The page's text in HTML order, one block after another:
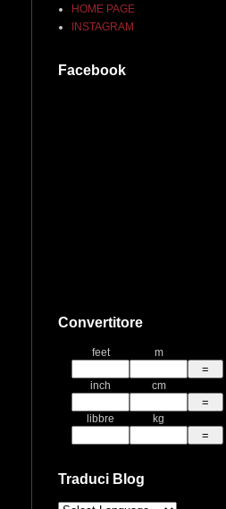
HOME PAGE
INSTAGRAM
Facebook
Convertitore
feet m
inch cm
libbre kg
Traduci Blog